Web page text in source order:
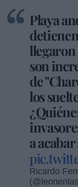
Playa
son
de
los
a
Ricardo